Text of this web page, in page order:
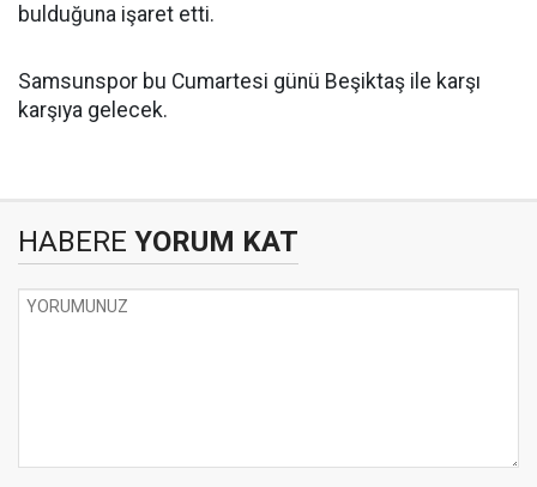
bulduğuna işaret etti.
Samsunspor bu Cumartesi günü Beşiktaş ile karşı
karşıya gelecek.
HABERE YORUM KAT